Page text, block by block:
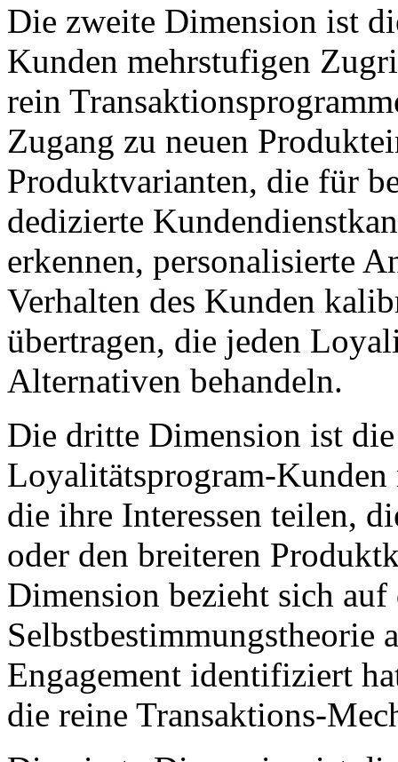
Die zweite Dimension ist
Kunden mehrstufigen
rein
Zugang zu neuen
Produktvarianten, die für
dedizierte
erkennen, personalisierte
Verhalten des Kunden
übertragen, die jeden
Alternativen behandeln.
Die dritte Dimension ist
Loyalitätsprogram-
die ihre Interessen teilen,
oder den breiteren
Dimension bezieht sich
Selbstbestimmungstheorie
Engagement identifiziert
die reine Transaktions-